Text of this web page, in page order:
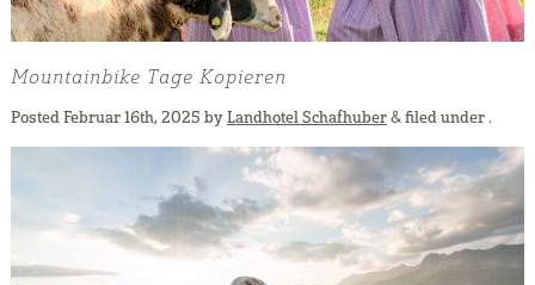
Mountainbike Tage Kopieren
Posted Februar 16th, 2025 by Landhotel Schafhuber &filed under .